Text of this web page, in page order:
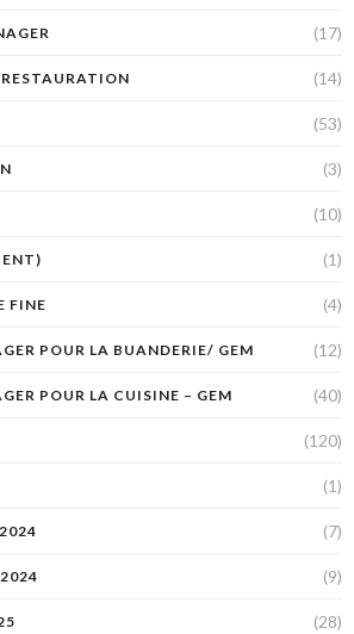
(17)
(14)
(53)
(3)
(10)
(1)
FINE (4)
POUR LA BUANDERIE/ GEM (12)
POUR LA CUISINE – GEM (40)
(120)
(1)
(7)
(9)
(28)